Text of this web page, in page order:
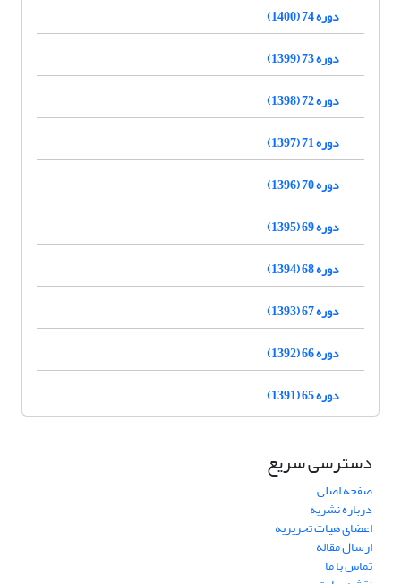
دوره 74 (1400)
دوره 73 (1399)
دوره 72 (1398)
دوره 71 (1397)
دوره 70 (1396)
دوره 69 (1395)
دوره 68 (1394)
دوره 67 (1393)
دوره 66 (1392)
دوره 65 (1391)
دسترسی سریع
صفحه اصلی
درباره نشریه
اعضای هیات تحریریه
ارسال مقاله
تماس با ما